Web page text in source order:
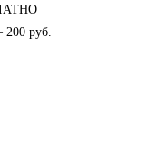
200 руб.